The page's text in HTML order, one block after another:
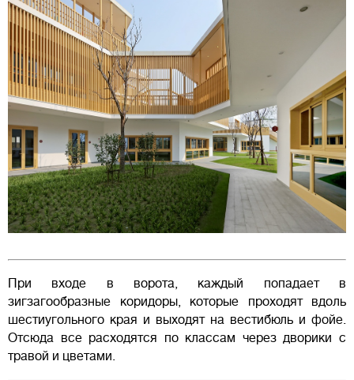
При входе в ворота, каждый попадает в
зигзагообразные коридоры, которые проходят вдоль
шестиугольного края и выходят на вестибюль и фойе.
Отсюда все расходятся по классам через дворики с
травой и цветами.